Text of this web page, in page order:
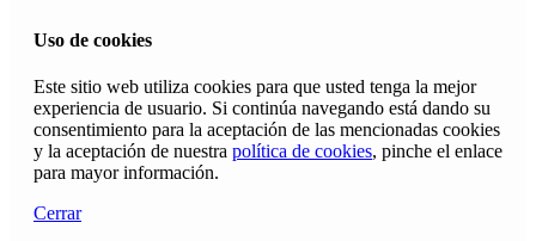
Uso de cookies
Este sitio web utiliza cookies para que usted tenga la mejor
experiencia de usuario. Si continúa navegando está dando su
consentimiento para la aceptación de las mencionadas cookies
y la aceptación de nuestra política de cookies, pinche el enlace
para mayor información.
Cerrar